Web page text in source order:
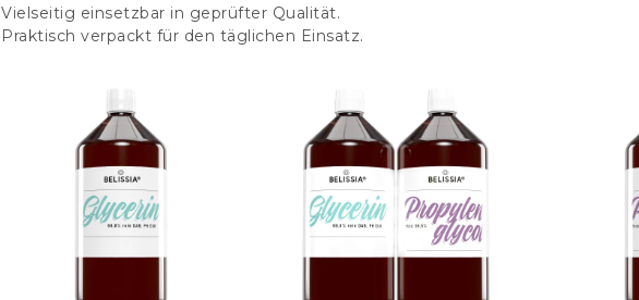
Vielseitig einsetzbar in geprüfter Qualität.
Praktisch verpackt für den täglichen Einsatz.